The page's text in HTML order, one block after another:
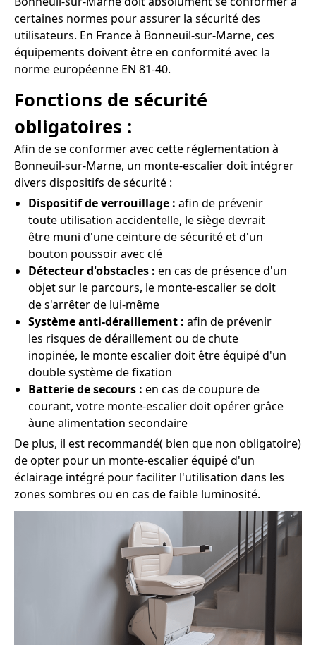
certaines normes pour assurer la sécurité des
utilisateurs. En France à Bonneuil-sur-Marne, ces
équipements doivent être en conformité avec la
norme européenne EN 81-40.
Fonctions de sécurité
obligatoires :
Afin de se conformer avec cette réglementation à
Bonneuil-sur-Marne, un monte-escalier doit intégrer
divers dispositifs de sécurité :
Dispositif de verrouillage : afin de prévenir
toute utilisation accidentelle, le siège devrait
être muni d'une ceinture de sécurité et d'un
bouton poussoir avec clé
Détecteur d'obstacles : en cas de présence d'un
objet sur le parcours, le monte-escalier se doit
de s'arrêter de lui-même
Système anti-déraillement : afin de prévenir
les risques de déraillement ou de chute
inopinée, le monte escalier doit être équipé d'un
double système de fixation
Batterie de secours : en cas de coupure de
courant, votre monte-escalier doit opérer grâce
àune alimentation secondaire
De plus, il est recommandé( bien que non obligatoire)
de opter pour un monte-escalier équipé d'un
éclairage intégré pour faciliter l'utilisation dans les
zones sombres ou en cas de faible luminosité.